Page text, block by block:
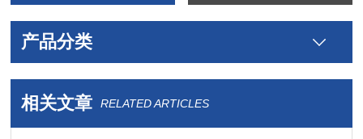
产品分类
相关文章 RELATED ARTICLES